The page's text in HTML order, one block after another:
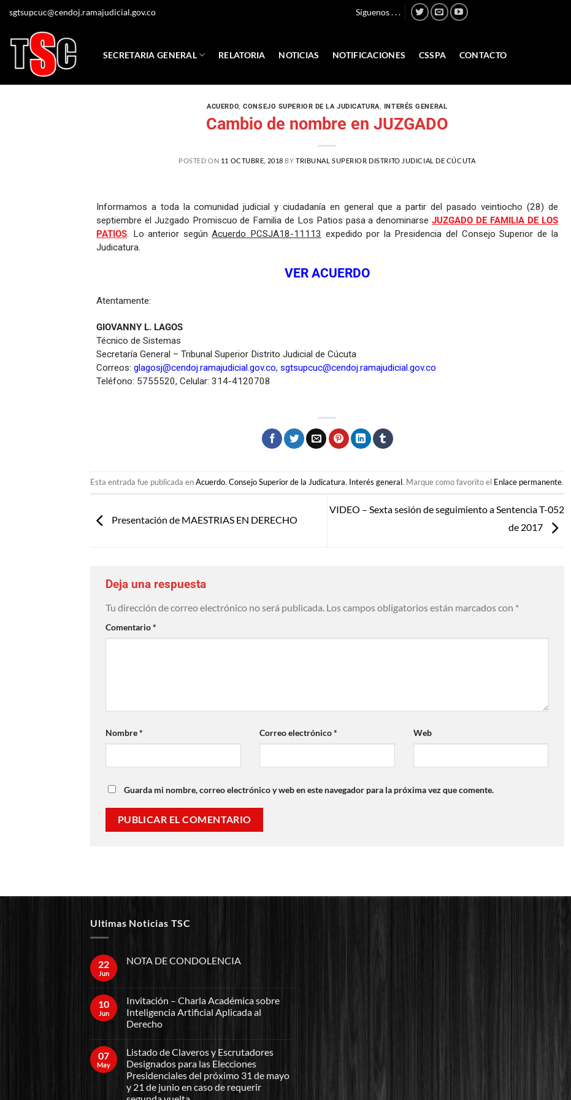
sgtsupcuc@cendoj.ramajudicial.gov.co Síguenos . . .
SECRETARIA GENERAL RELATORIA NOTICIAS NOTIFICACIONES CSSPA CONTACTO
ACUERDO,CONSEJO SUPERIOR DE LA JUDICATURA, INTERÉS GENERAL
Cambio de nombre en JUZGADO
POSTED ON 11 OCTUBRE, 2018 BYTRIBUNAL SUPERIOR DISTRITO JUDICIAL DE CÚCUTA
Informamos a toda la comunidad judicial y ciudadanía en general que a partir del pasado veintiocho (28) de
septiembre el Juzgado Promiscuo de Familia de Los Patios pasa a denominarseJUZGADO DE FAMILIA DE LOS
PATIOS . Lo anterior segúnAcuerdo PCSJA18-11113 expedido por la Presidencia del Consejo Superior de la
Judicatura.
VER ACUERDO
Atentamente:
GIOVANNY L. LAGOS
Técnico de Sistemas
Secretaría General – Tribunal Superior Distrito Judicial de Cúcuta
Correos: glagosj@cendoj.ramajudicial.gov.co, sgtsupcuc@cendoj.ramajudicial.gov.co
Teléfono: 5755520, Celular: 314-4120708
Esta entrada fue publicada enAcuerdo,Consejo Superior de la Judicatura, Interés general. Marque como favorito el Enlace permanente.
Presentación de MAESTRIAS EN DERECHO
VIDEO – Sexta sesión de seguimiento a Sentencia T-052
de 2017
Deja una respuesta
Tu dirección de correo electrónico no será publicada. Los campos obligatorios están marcados con *
Comentario*
Nombre* Correo electrónico* Web
Guarda mi nombre, correo electrónico y web en este navegador para la próxima vez que comente.
Ultimas Noticias TSC
22
Jun
NOTA DE CONDOLENCIA
10
Jun
Invitación – Charla Académica sobre
Inteligencia Artificial Aplicada al
Derecho
07
May
Listado de Claveros y Escrutadores
Designados para las Elecciones
Presidenciales del próximo 31 de mayo
y 21 de junio en caso de requerir